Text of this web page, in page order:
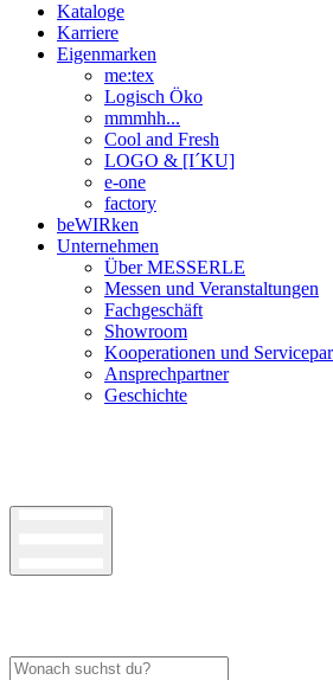
Kataloge
Karriere
Eigenmarken
me:tex
Logisch Öko
mmmhh...
Cool and Fresh
LOGO & [I´KU]
e-one
factory
beWIRken
Unternehmen
Über MESSERLE
Messen und Veranstaltungen
Fachgeschäft
Showroom
Kooperationen und
Ansprechpartner
Geschichte